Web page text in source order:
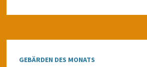
GEBÄRDEN DES MONATS